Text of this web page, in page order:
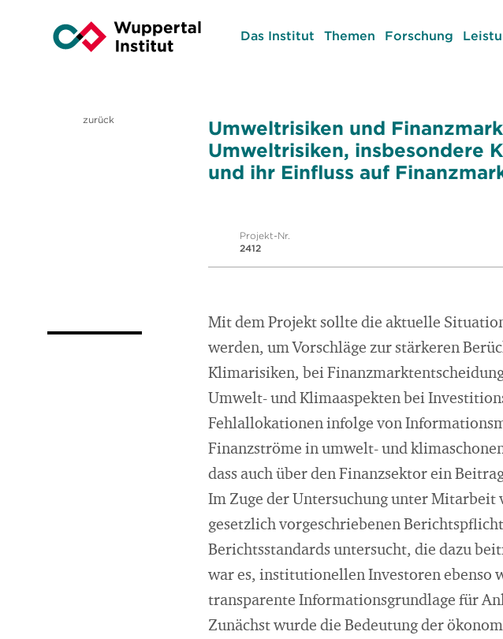
Das Institut Themen Forschung
zurück
Umweltrisiken und
Umweltrisiken, insbesondere
und ihr Einfluss auf
Projekt-Nr.
2412
Mit dem Projekt sollte die aktuelle
werden, um Vorschläge zur stärkeren
Klimarisiken, bei
Umwelt- und Klimaaspekten bei
Fehlallokationen infolge von
Finanzströme in umwelt- und
dass auch über den Finanzsektor ein
Im Zuge der Untersuchung unter
gesetzlich vorgeschriebenen
Berichtsstandards untersucht, die dazu
war es, institutionellen Investoren ebenso
transparente Informationsgrundlage für
Zunächst wurde die Bedeutung der